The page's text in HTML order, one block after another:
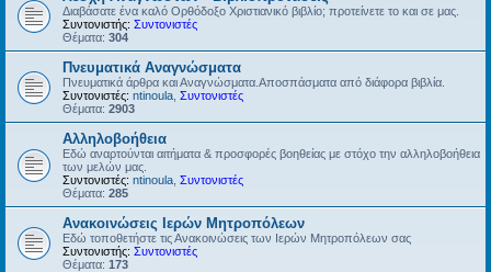
Διαβάσατε ένα καλό Ορθόδοξο Χριστιανικό βιβλίο; προτείνετε το και σε μας.
Συντονιστής: Συντονιστές
Θέματα: 304
Πνευματικά Αναγνώσματα
Πνευματικά άρθρα και Αναγνώσματα.Αποσπάσματα από διάφορα βιβλία.
Συντονιστές: ntinoula Συντονιστές
Θέματα: 2903
Αλληλοβοήθεια
Εδώ αναρτούνται αιτήματα & προσφορές βοηθείας με στόχο την αλληλοβοήθεια
των μελών μας.
Συντονιστές: ntinoula Συντονιστές
Θέματα: 285
Ανακοινώσεις Ιερών Μητροπόλεων
Εδώ τοποθετήστε τις Ανακοινώσεις των Ιερών Μητροπόλεων σας
Συντονιστής: Συντονιστές
Θέματα: 173